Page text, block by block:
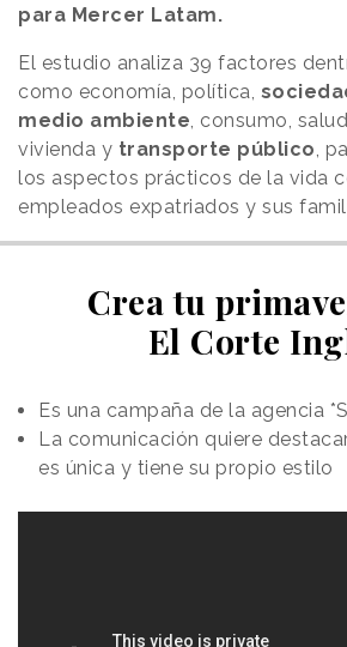
para Mercer Latam.
El estudio analiza 39 factores
como economía, política,
medio ambiente, consumo,
vivienda y transporte público,
los aspectos prácticos de la vida
empleados expatriados y sus
Crea tu
El Corte
Es una campaña de la agencia
La comunicación quiere
es única y tiene su propio estilo